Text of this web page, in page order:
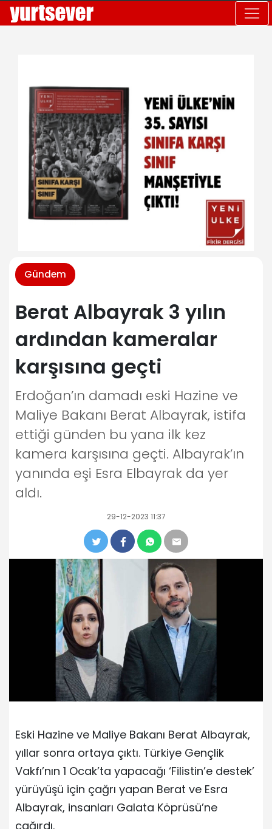
Gündem
Berat Albayrak 3 yılın
ardından kameralar
karşısına geçti
Erdoğan’ın damadı eski Hazine ve
Maliye Bakanı Berat Albayrak, istifa
ettiği günden bu yana ilk kez
kamera karşısına geçti. Albayrak’ın
yanında eşi Esra Elbayrak da yer
aldı.
29-12-2023 11:37
Eski Hazine ve Maliye Bakanı Berat Albayrak,
yıllar sonra ortaya çıktı. Türkiye Gençlik
Vakfı’nın 1 Ocak’ta yapacağı ‘Filistin’e destek’
yürüyüşü için çağrı yapan Berat ve Esra
Albayrak, insanları Galata Köprüsü’ne
çağırdı.